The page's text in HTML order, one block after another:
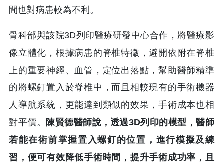
間也對病患較為不利。
骨科部與該院3D列印醫療研發中心合作，將醫療影
像立體化，根據病患的脊椎特徵，避開依附在脊椎
上的重要神經、血管，定位出落點，幫助醫師精準
的將螺釘置入於脊椎中，而且相較現有的手術機器
人導航系統，更能達到類似的效果，手術成本也相
對平價。 陳賢德醫師說，透過3D列印的模型，醫師
若能在術前掌握置入螺釘的位置，進行模擬及練
習，便可有效降低手術時間，提升手術成功率，且